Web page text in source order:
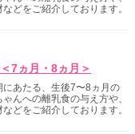
どをご紹介しております。
7ヵ月・8ヵ月＞
あたる、生後7〜8ヵ月の
んへの離乳食の与え方や、
どをご紹介しております。